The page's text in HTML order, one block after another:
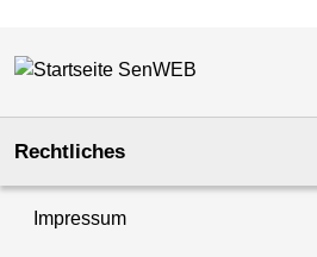
Rechtliches
Impressum